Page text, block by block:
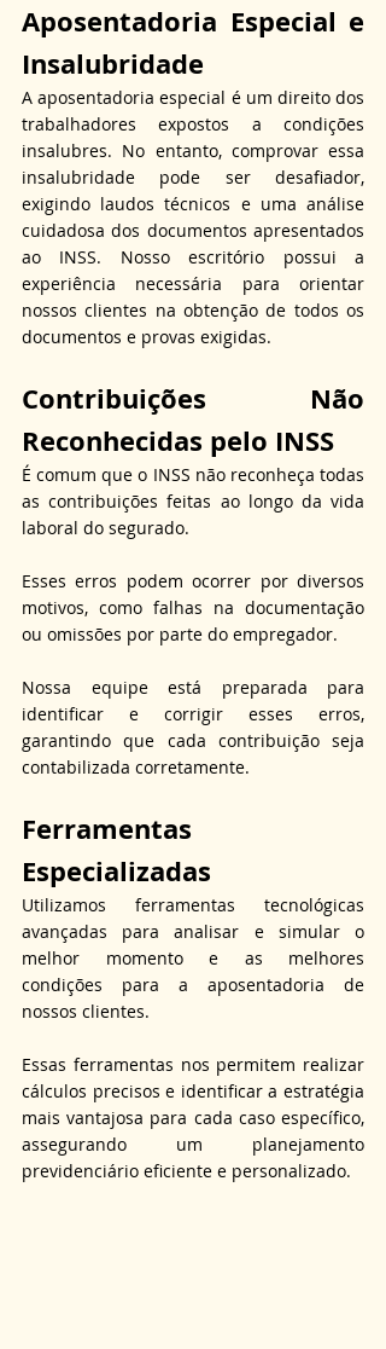
Aposentadoria Especial e
Insalubridade
A aposentadoria especial é um direito dos
trabalhadores expostos a condições
insalubres. No entanto, comprovar essa
insalubridade pode ser desafiador,
exigindo laudos técnicos e uma análise
cuidadosa dos documentos apresentados
ao INSS. Nosso escritório possui a
experiência necessária para orientar
nossos clientes na obtenção de todos os
documentos e provas exigidas.
Contribuições Não
Reconhecidas pelo INSS
É comum que o INSS não reconheça todas
as contribuições feitas ao longo da vida
laboral do segurado.
Esses erros podem ocorrer por diversos
motivos, como falhas na documentação
ou omissões por parte do empregador.
Nossa equipe está preparada para
identificar e corrigir esses erros,
garantindo que cada contribuição seja
contabilizada corretamente.
Ferramentas
Especializadas
Utilizamos ferramentas tecnológicas
avançadas para analisar e simular o
melhor momento e as melhores
condições para a aposentadoria de
nossos clientes.
Essas ferramentas nos permitem realizar
cálculos precisos e identificar a estratégia
mais vantajosa para cada caso específico,
assegurando um planejamento
previdenciário eficiente e personalizado.